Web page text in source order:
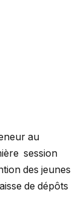
au
session
des jeunes
de dépôts